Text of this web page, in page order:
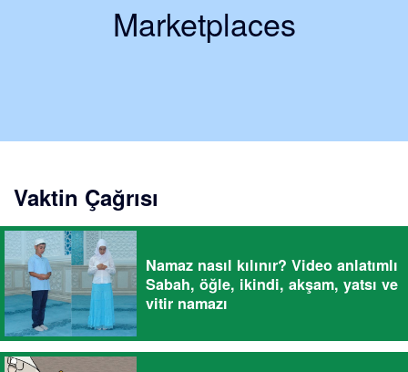
Marketplaces
Vaktin Çağrısı
Namaz nasıl kılınır? Video anlatımlı
Sabah, öğle, ikindi, akşam, yatsı ve
vitir namazı